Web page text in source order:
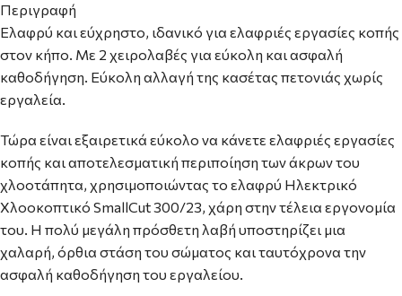
Περιγραφή
Ελαφρύ και εύχρηστο, ιδανικό για ελαφριές εργασίες κοπής
στον κήπο. Με 2 χειρολαβές για εύκολη και ασφαλή
καθοδήγηση. Εύκολη αλλαγή της κασέτας πετονιάς χωρίς
εργαλεία.
Τώρα είναι εξαιρετικά εύκολο να κάνετε ελαφριές εργασίες
κοπής και αποτελεσματική περιποίηση των άκρων του
χλοοτάπητα, χρησιμοποιώντας το ελαφρύ Ηλεκτρικό
Χλοοκοπτικό SmallCut 300/23, χάρη στην τέλεια εργονομία
του. Η πολύ μεγάλη πρόσθετη λαβή υποστηρίζει μια
χαλαρή, όρθια στάση του σώματος και ταυτόχρονα την
ασφαλή καθοδήγηση του εργαλείου.